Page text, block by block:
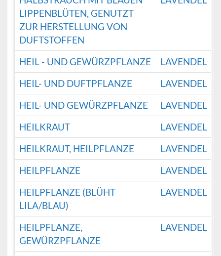
LIPPENBLÜTEN, GENUTZT
ZUR HERSTELLUNG VON
DUFTSTOFFEN
HEIL - UND GEWÜRZPFLANZE
LAVENDEL
HEIL- UND DUFTPFLANZE
LAVENDEL
HEIL- UND GEWÜRZPFLANZE
LAVENDEL
HEILKRAUT
LAVENDEL
HEILKRAUT, HEILPFLANZE
LAVENDEL
HEILPFLANZE
LAVENDEL
HEILPFLANZE (BLÜHT
LILA/BLAU)
LAVENDEL
HEILPFLANZE,
GEWÜRZPFLANZE
LAVENDEL